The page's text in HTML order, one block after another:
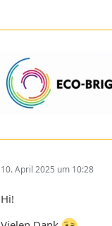
10. April 2025 um 10:28
Hi!